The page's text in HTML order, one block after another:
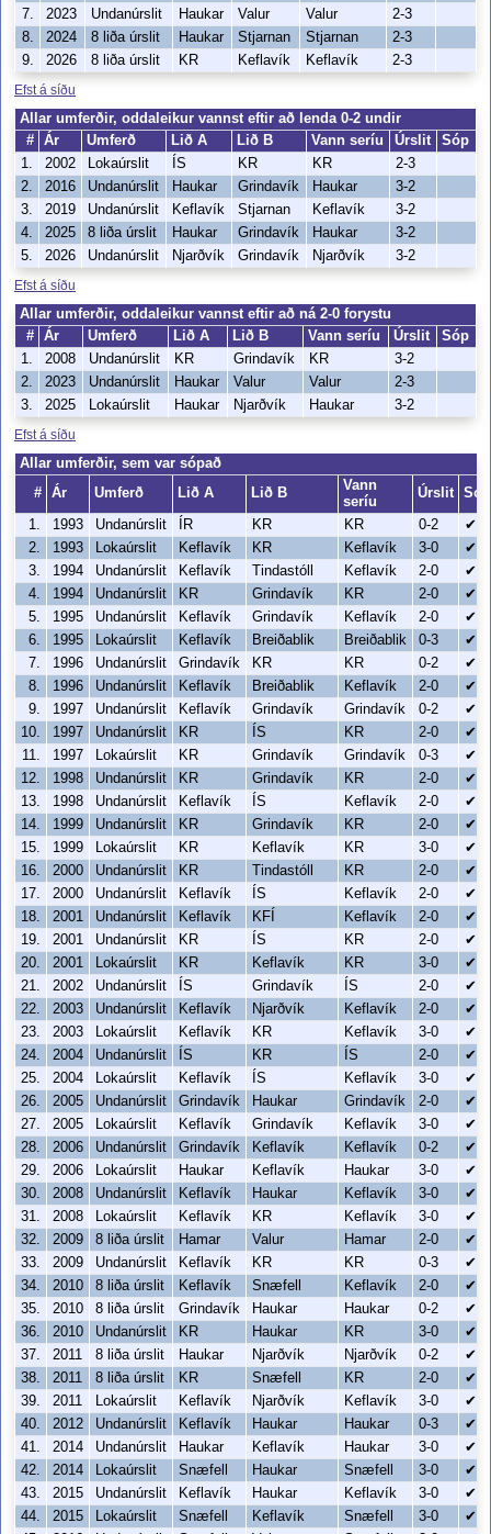
7.
2023 Undanúrslit Haukar Valur Valur
2-3
8.
2024 8 liða úrslit Haukar Stjarnan Stjarnan
2-3
9.
2026 8 liða úrslit KR Keflavík Keflavík
2-3
Efst á síðu
Allar umferðir, oddaleikur vannst eftir að lenda 0-2 undir
#
Ár Umferð Lið A Lið B Vann seríu Úrslit
Sóp
1.
2002 Lokaúrslit ÍS KR KR
2-3
2.
2016 Undanúrslit Haukar Grindavík Haukar
3-2
3.
2019 Undanúrslit Keflavík Stjarnan Keflavík
3-2
4.
2025 8 liða úrslit Haukar Grindavík Haukar
3-2
5.
2026 Undanúrslit Njarðvík Grindavík Njarðvík
3-2
Efst á síðu
Allar umferðir, oddaleikur vannst eftir að ná 2-0 forystu
#
Ár Umferð Lið A Lið B Vann seríu Úrslit
Sóp
1.
2008 Undanúrslit KR Grindavík KR
3-2
2.
2023 Undanúrslit Haukar Valur Valur
2-3
3.
2025 Lokaúrslit Haukar Njarðvík Haukar
3-2
Efst á síðu
Allar umferðir, sem var sópað
#
Ár Umferð Lið A Lið B
Vann
seríu
Úrslit Sóp
1. 1993 Undanúrslit ÍR KR KR 0-2
✔
2.
1993 Lokaúrslit Keflavík KR Keflavík 3-0
✔
3.
1994 Undanúrslit Keflavík Tindastóll Keflavík 2-0
✔
4.
1994 Undanúrslit KR Grindavík KR 2-0
✔
5.
1995 Undanúrslit Keflavík Grindavík Keflavík 2-0
✔
6.
1995 Lokaúrslit Keflavík Breiðablik Breiðablik 0-3
✔
7.
1996 Undanúrslit Grindavík KR KR 0-2
✔
8.
1996 Undanúrslit Keflavík Breiðablik Keflavík 2-0
✔
9.
1997 Undanúrslit Keflavík Grindavík Grindavík 0-2
✔
10.
1997 Undanúrslit KR ÍS KR 2-0
✔
11.
1997 Lokaúrslit KR Grindavík Grindavík 0-3
✔
12.
1998 Undanúrslit KR Grindavík KR 2-0
✔
13.
1998 Undanúrslit Keflavík ÍS Keflavík 2-0
✔
14.
1999 Undanúrslit KR Grindavík KR 2-0
✔
15.
1999 Lokaúrslit KR Keflavík KR 3-0
✔
16.
2000 Undanúrslit KR Tindastóll KR 2-0
✔
17.
2000 Undanúrslit Keflavík ÍS Keflavík 2-0
✔
18.
2001 Undanúrslit Keflavík KFÍ Keflavík 2-0
✔
19.
2001 Undanúrslit KR ÍS KR 2-0
✔
20.
2001 Lokaúrslit KR Keflavík KR 3-0
✔
21.
2002 Undanúrslit ÍS Grindavík ÍS 2-0
✔
22.
2003 Undanúrslit Keflavík Njarðvík Keflavík 2-0
✔
23.
2003 Lokaúrslit Keflavík KR Keflavík 3-0
✔
24.
2004 Undanúrslit ÍS KR ÍS 2-0
✔
25.
2004 Lokaúrslit Keflavík ÍS Keflavík 3-0
✔
26.
2005 Undanúrslit Grindavík Haukar Grindavík 2-0
✔
27.
2005 Lokaúrslit Keflavík Grindavík Keflavík 3-0
✔
28.
2006 Undanúrslit Grindavík Keflavík Keflavík 0-2
✔
29.
2006 Lokaúrslit Haukar Keflavík Haukar 3-0
✔
30.
2008 Undanúrslit Keflavík Haukar Keflavík 3-0
✔
31.
2008 Lokaúrslit Keflavík KR Keflavík 3-0
✔
32.
2009 8 liða úrslit Hamar Valur Hamar 2-0
✔
33.
2009 Undanúrslit Keflavík KR KR 0-3
✔
34.
2010 8 liða úrslit Keflavík Snæfell Keflavík 2-0
✔
35.
2010 8 liða úrslit Grindavík Haukar Haukar 0-2
✔
36.
2010 Undanúrslit KR Haukar KR 3-0
✔
37.
2011 8 liða úrslit Haukar Njarðvík Njarðvík 0-2
✔
38.
2011 8 liða úrslit KR Snæfell KR 2-0
✔
39.
2011 Lokaúrslit Keflavík Njarðvík Keflavík 3-0
✔
40.
2012 Undanúrslit Keflavík Haukar Haukar 0-3
✔
41.
2014 Undanúrslit Haukar Keflavík Haukar 3-0
✔
42.
2014 Lokaúrslit Snæfell Haukar Snæfell 3-0
✔
43.
2015 Undanúrslit Keflavík Haukar Keflavík 3-0
✔
44.
2015 Lokaúrslit Snæfell Keflavík Snæfell 3-0
✔